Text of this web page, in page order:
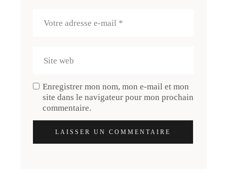
Enregistrer mon nom, mon e-mail et mon
site dans le navigateur pour mon prochain
commentaire.
LAISSER UN COMMENTAIRE